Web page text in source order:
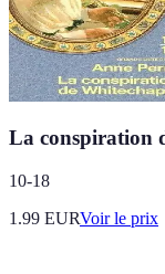
La conspiration
10-18
1.99 EURVoir le prix